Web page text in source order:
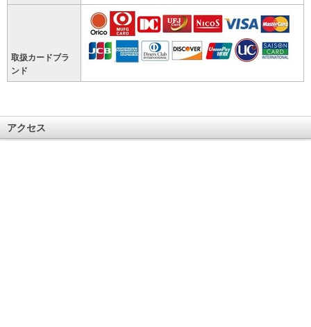
取扱カードブラ
ンド
アクセス